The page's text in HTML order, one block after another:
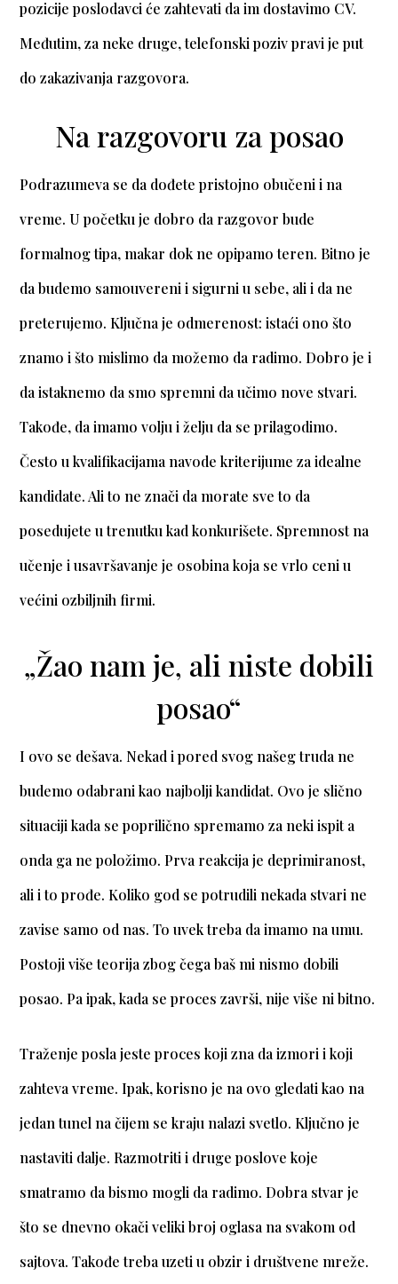
pozicije poslodavci će zahtevati da im dostavimo CV.
Međutim, za neke druge, telefonski poziv pravi je put
do zakazivanja razgovora.
Na razgovoru za posao
Podrazumeva se da dođete pristojno obučeni i na
vreme. U početku je dobro da razgovor bude
formalnog tipa, makar dok ne opipamo teren. Bitno je
da budemo samouvereni i sigurni u sebe, ali i da ne
preterujemo. Ključna je odmerenost: istaći ono što
znamo i što mislimo da možemo da radimo. Dobro je i
da istaknemo da smo spremni da učimo nove stvari.
Takođe, da imamo volju i želju da se prilagodimo.
Često u kvalifikacijama navode kriterijume za idealne
kandidate. Ali to ne znači da morate sve to da
posedujete u trenutku kad konkurišete. Spremnost na
učenje i usavršavanje je osobina koja se vrlo ceni u
većini ozbiljnih firmi.
„Žao nam je, ali niste dobili
posao“
I ovo se dešava. Nekad i pored svog našeg truda ne
budemo odabrani kao najbolji kandidat. Ovo je slično
situaciji kada se poprilično spremamo za neki ispit a
onda ga ne položimo. Prva reakcija je deprimiranost,
ali i to prođe. Koliko god se potrudili nekada stvari ne
zavise samo od nas. To uvek treba da imamo na umu.
Postoji više teorija zbog čega baš mi nismo dobili
posao. Pa ipak, kada se proces završi, nije više ni bitno.
Traženje posla jeste proces koji zna da izmori i koji
zahteva vreme. Ipak, korisno je na ovo gledati kao na
jedan tunel na čijem se kraju nalazi svetlo. Ključno je
nastaviti dalje. Razmotriti i druge poslove koje
smatramo da bismo mogli da radimo. Dobra stvar je
što se dnevno okači veliki broj oglasa na svakom od
sajtova. Takođe treba uzeti u obzir i društvene mreže.